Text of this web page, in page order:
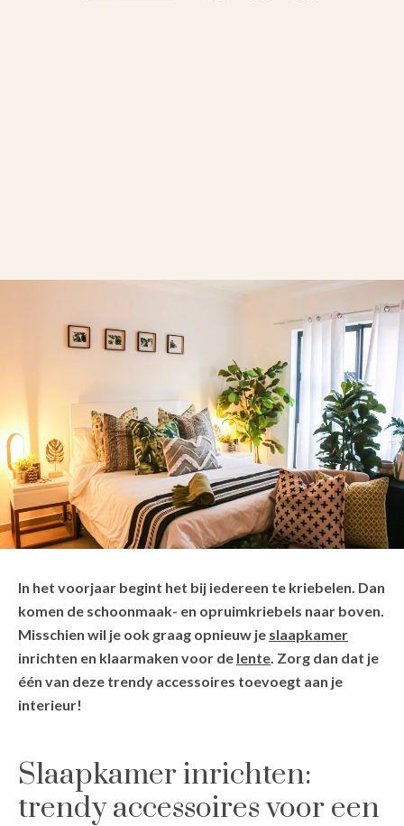
In het voorjaar begint het bij iedereen te kriebelen. Dan
komen de schoonmaak- en opruimkriebels naar boven.
Misschien wil je ook graag opnieuw je slaapkamer
inrichten en klaarmaken voor de lente. Zorg dan dat je
één van deze trendy accessoires toevoegt aan je
interieur!
Slaapkamer inrichten:
trendy accessoires voor een